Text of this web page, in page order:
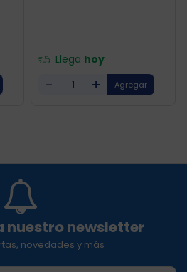
Llega hoy
- +
nuestro newsletter
novedades y más